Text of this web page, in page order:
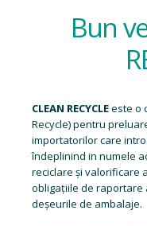
Bun
CLEAN RECYCLEeste o
Recycle) pentru
importatorilor care
îndeplinind in numele
reciclare și valorificare
obligațiile de raportare
deșeurile de ambalaje.